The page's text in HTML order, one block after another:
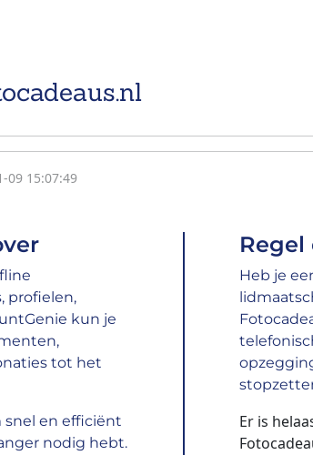
09 15:07:49
profielen,
kun je
tot het
en efficiënt
nodig hebt.
Heb je
Er is